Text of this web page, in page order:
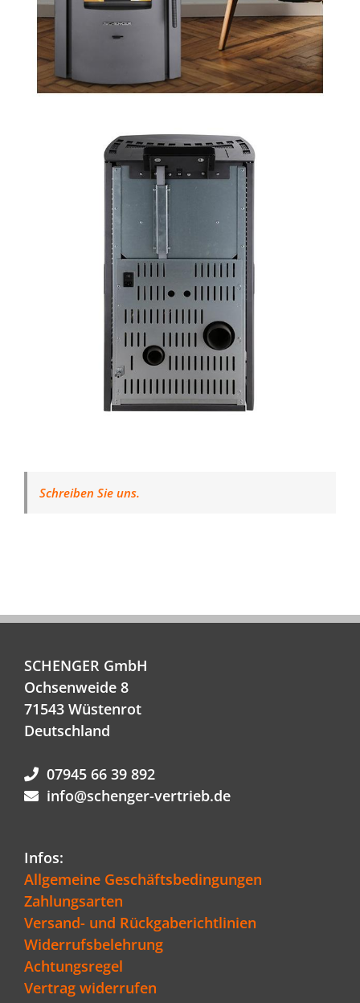
Schreiben Sie uns.
SCHENGER GmbH
Ochsenweide 8
71543 Wüstenrot
Deutschland
07945 66 39 892
info@schenger-vertrieb.de
Infos:
Allgemeine Geschäftsbedingungen
Zahlungsarten
Versand- und Rückgaberichtlinien
Widerrufsbelehrung
Achtungsregel
Vertrag widerrufen